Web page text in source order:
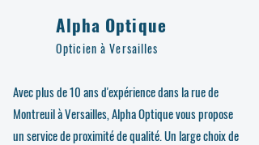
Alpha Optique
Opticien à Versailles
Avec plus de 10 ans d'expérience dans la rue de
Montreuil à Versailles, Alpha Optique vous propose
un service de proximité de qualité. Un large choix de